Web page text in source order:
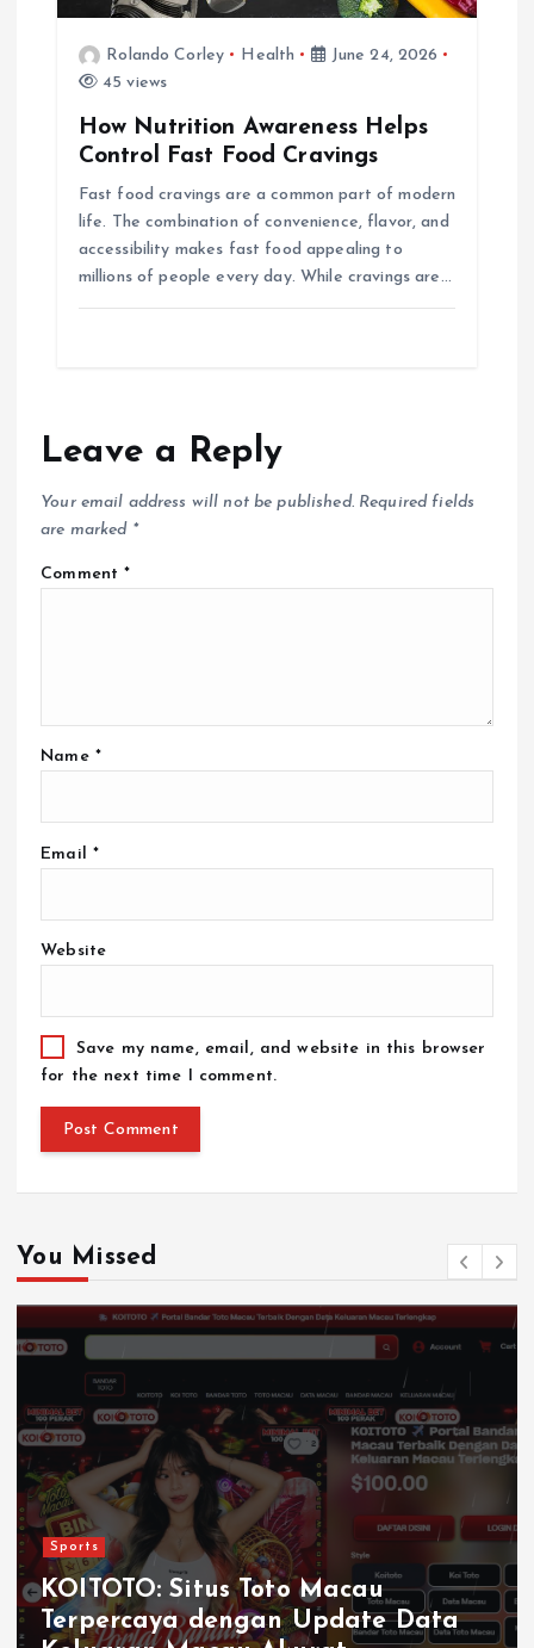
Rolando Corley Health
June 24, 2026
45 views
How Nutrition Awareness Helps
Control Fast Food Cravings
Fast food cravings are a common part of modern
life. The combination of convenience, flavor, and
accessibility makes fast food appealing to
millions of people every day. While cravings are…
Leave a Reply
Your email address will not be published. Required fields
are marked *
Comment*
Name *
Email *
Website
Save my name, email, and website in this browser
for the next time I comment.
You Missed
Sports
KOITOTO: Situs Toto Macau
Terpercaya dengan Update Data